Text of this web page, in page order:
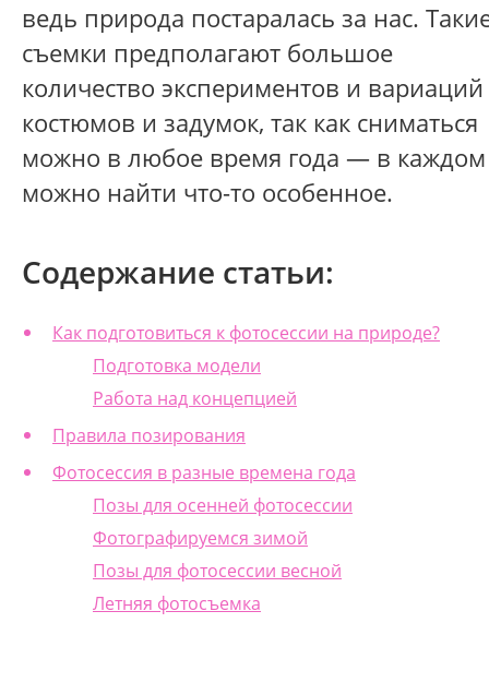
ведь природа постаралась за нас.
съемки предполагают большое
количество экспериментов и вариаций
костюмов и задумок, так как сниматься
можно в любое время года — в каждом
можно найти что-то особенное.
Содержание статьи:
Как подготовиться к фотосессии на природе?
Подготовка модели
Работа над концепцией
Правила позирования
Фотосессия в разные времена года
Позы для осенней фотосессии
Фотографируемся зимой
Позы для фотосессии весной
Летняя фотосъемка